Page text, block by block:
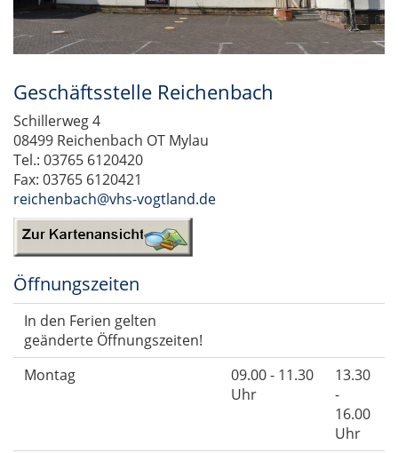
Geschäftsstelle Reichenbach
Schillerweg 4
08499 Reichenbach OT Mylau
Tel.: 03765 6120420
Fax: 03765 6120421
reichenbach@vhs-vogtland.de
Öffnungszeiten
In den Ferien gelten
geänderte Öffnungszeiten!
Montag
09.00 - 11.30
Uhr
13.30
-
16.00
Uhr